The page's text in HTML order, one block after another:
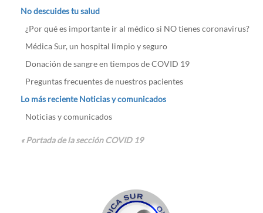
No descuides tu salud
¿Por qué es importante ir al médico si NO tienes coronavirus?
Médica Sur, un hospital limpio y seguro
Donación de sangre en tiempos de COVID 19
Preguntas frecuentes de nuestros pacientes
Lo más reciente Noticias y comunicados
Noticias y comunicados
« Portada de la sección COVID 19